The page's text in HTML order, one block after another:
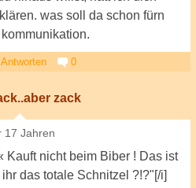
was soll da schon fürn
Antworten 0
zack
17 Jahren
Kauft nicht beim Biber ! Das ist
das totale Schnitzel ?!?"[/i]